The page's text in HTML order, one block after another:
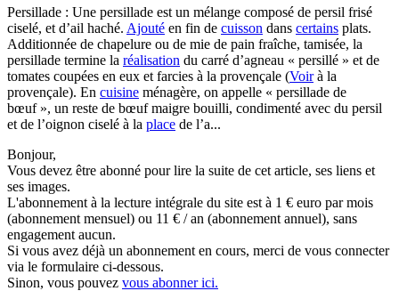
Persillade : Une persillade est un mélange composé de persil frisé
ciselé, et d’ail haché. Ajouté en fin de cuisson dans certains plats.
Additionnée de chapelure ou de mie de pain fraîche, tamisée, la
persillade termine la réalisation du carré d’agneau « persillé » et de
tomates coupées en eux et farcies à la provençale (Voirà la
provençale). En cuisine ménagère, on appelle « persillade de
bœuf », un reste de bœuf maigre bouilli, condimenté avec du persil
et de l’oignon ciselé à la place de l’a...
Bonjour,
Vous devez être abonné pour lire la suite de cet article, ses liens et
ses images.
L'abonnement à la lecture intégrale du site est à 1 € euro par mois
(abonnement mensuel) ou 11 € / an (abonnement annuel), sans
engagement aucun.
Si vous avez déjà un abonnement en cours, merci de vous connecter
via le formulaire ci-dessous.
Sinon, vous pouvez vous abonner ici.